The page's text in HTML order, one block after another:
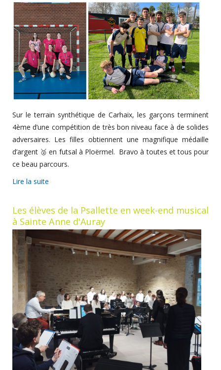
Sur le terrain synthétique de Carhaix, les garçons terminent
4ème d’une compétition de très bon niveau face à de solides
adversaires. Les filles obtiennent une magnifique médaille
d’argent 🥈 en futsal à Ploërmel. Bravo à toutes et tous pour
ce beau parcours.
Lire la suite
Les élèves de la Psallette en week-end musical
à Sainte Anne d'Auray